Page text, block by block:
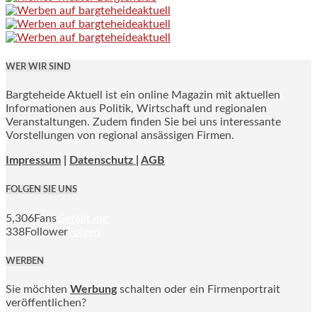
WER WIR SIND
Bargteheide Aktuell ist ein online Magazin mit aktuellen
Informationen aus Politik, Wirtschaft und regionalen
Veranstaltungen. Zudem finden Sie bei uns interessante
Vorstellungen von regional ansässigen Firmen.
Impressum Datenschutz | AGB
FOLGEN SIE UNS
5,306Fans
338Follower
WERBEN
Sie möchten Werbung schalten oder ein Firmenportrait
veröffentlichen?